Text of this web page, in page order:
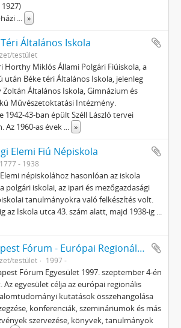
1927)
... »
Általános Iskola
testület
Horthy Miklós Állami Polgári Fiúiskola, a
után Béke téri Általános Iskola, jelenleg
Zoltán Általános Iskola, Gimnázium és
Művészetoktatási Intézmény.
1942-43-ban épült Széll László tervei
Az 1960-as évek ... »
Elemi Fiú Népiskola
1777 - 1938
népiskolához hasonlóan az iskola
polgári iskolai, az ipari és mezőgazdasági
tanulmányokra való felkészítés volt.
az Iskola utca 43. szám alatt, majd 1938-ig ...
Budapest Fórum - Európai Regionális Tanulmányok Hálózata
testület 1997 -
Fórum Egyesület 1997. szeptember 4-én
Az egyesület célja az európai regionális
kutatások összehangolása
konferenciák, szemináriumok és más
szervezése, könyvek, tanulmányok